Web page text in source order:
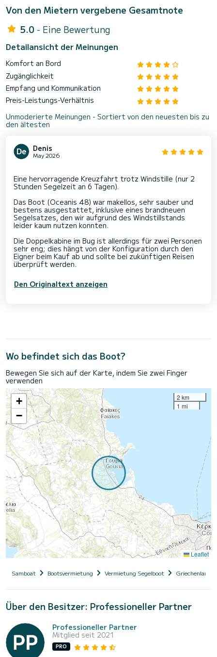
Von den Mietern vergebene Gesamtnote
5.0 - Eine Bewertung
Detailansicht der Meinungen
Komfort an Bord
Zugänglichkeit
Empfang und Kommunikation
Preis-Leistungs-Verhältnis
Unmoderierte Meinungen - Sortiert von den neuesten bis zu
den ältesten
Denis
May 2026
Eine hervorragende Kreuzfahrt trotz Windstille (nur 2
Stunden Segelzeit an 6 Tagen).
Das Boot (Oceanis 48) war makellos, sehr sauber und
bestens ausgestattet, inklusive eines brandneuen
Segelsatzes, den wir aufgrund des Windstillstands
leider kaum nutzen konnten.
Die Doppelkabine im Bug ist allerdings für zwei Personen
sehr eng; dies hängt von der Konfiguration durch den
Eigner beim Kauf ab und sollte bei zukünftigen Reisen
Den Originaltext anzeigen
Wo befindet sich das Boot?
Bewegen Sie sich auf der Karte, indem Sie zwei Finger
verwenden
+
−
2 km
1 mi
Leaflet
Samboat Bootsvermietung Vermietung Segelboot Griechenland
Über den Besitzer: Professioneller Partner
Professioneller Partner
Mitglied seit 2021
PRO